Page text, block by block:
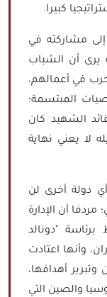
كبيرا.
مشاركته في
يرى أن الشباب
في أعمالهم،
المبتسمة؛
الشهيد كان
لا يعني نهاية
أي دولة أخرى لن
أن الإدارة
"دونالد
وأنها اعتادت
وتبرير أهدافها،
والصين التي